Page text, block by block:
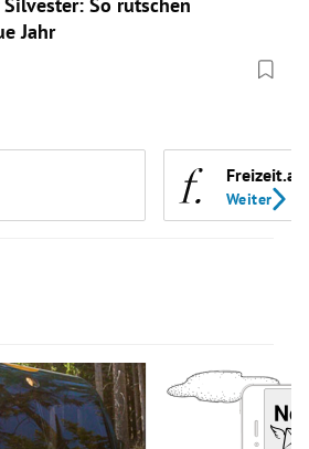
Jahr
Freizeit.at
Weiter